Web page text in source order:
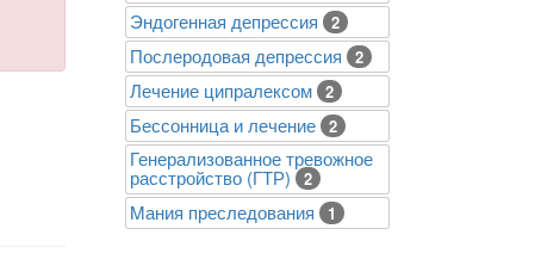
Эндогенная депрессия 2
Послеродовая депрессия 2
Лечение ципралексом 2
Бессонница и лечение 2
Генерализованное тревожное
расстройство (ГТР) 2
Mания преследования 1